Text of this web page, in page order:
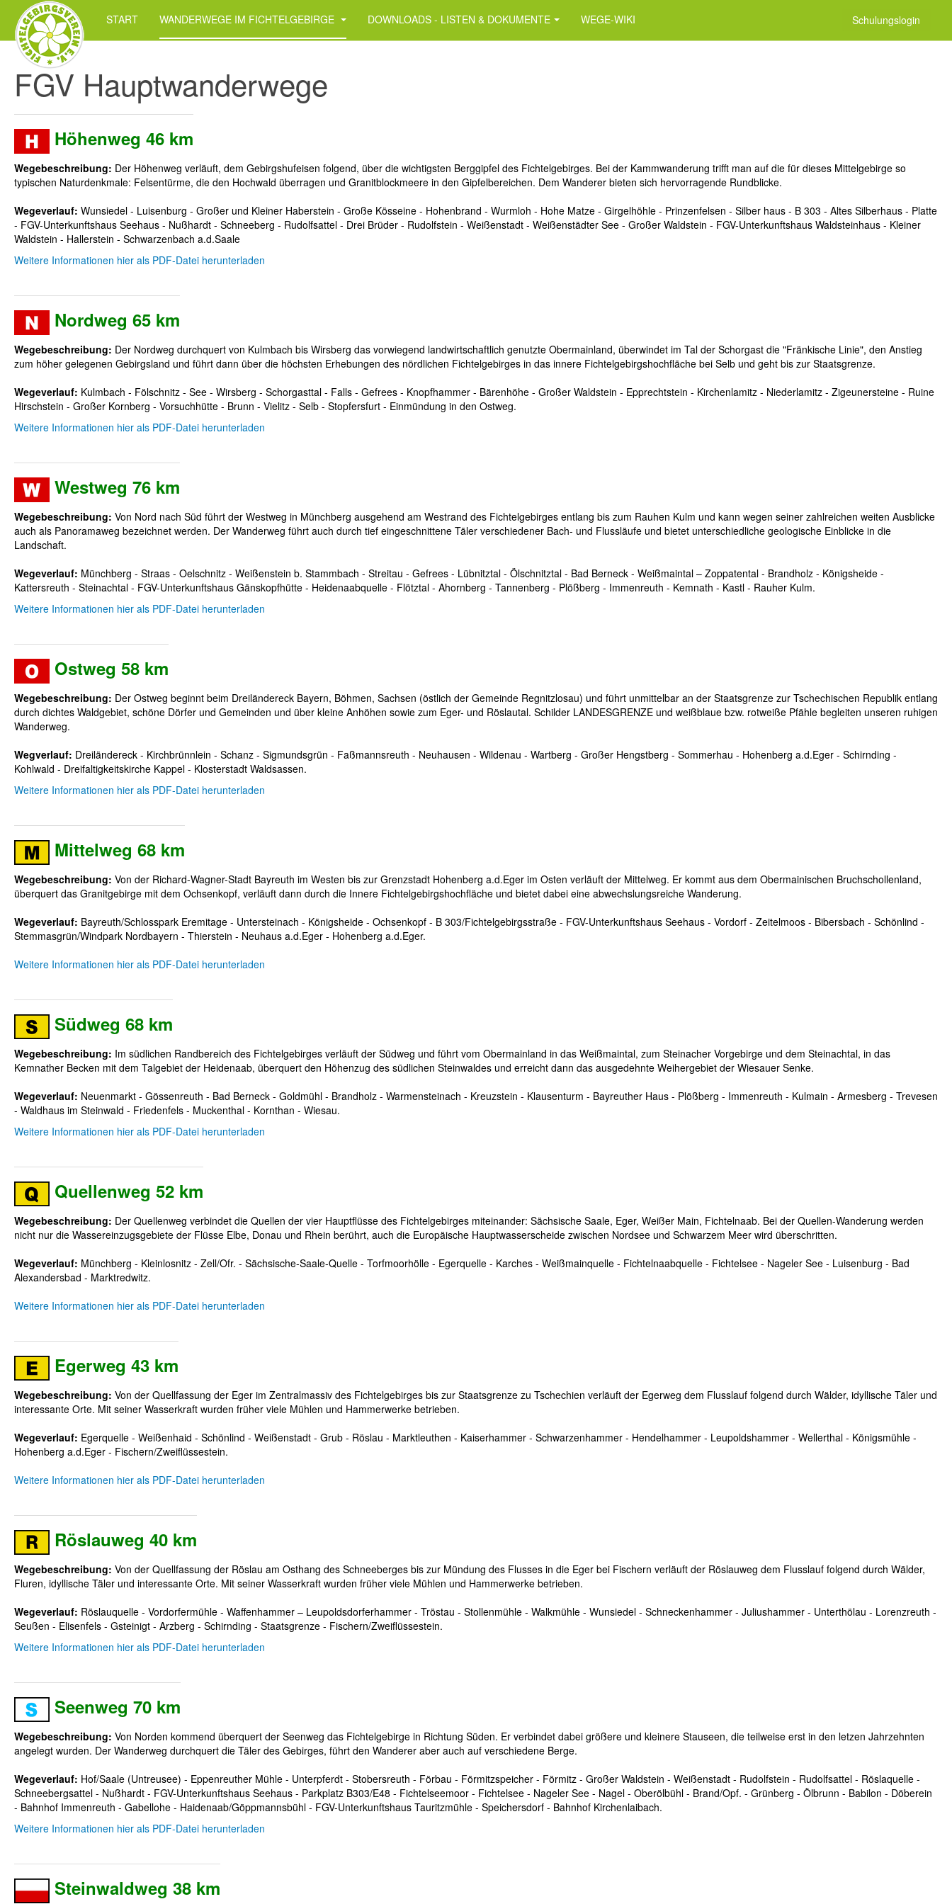
Schulungslogin
START WANDERWEGE IM FICHTELGEBIRGE DOWNLOADS - LISTEN & DOKUMENTE WEGE-WIKI
FGV Hauptwanderwege
Höhenweg 46 km
Wegebeschreibung: Der Höhenweg verläuft, dem Gebirgshufeisen folgend, über die wichtigsten Berggipfel des Fichtelgebirges. Bei der Kammwanderung trifft man auf die für dieses Mittelgebirge so
typischen Naturdenkmale: Felsentürme, die den Hochwald überragen und Granitblockmeere in den Gipfelbereichen. Dem Wanderer bieten sich hervorragende Rundblicke.
Wegeverlauf: Wunsiedel - Luisenburg - Großer und Kleiner Haberstein - Große Kösseine - Hohenbrand - Wurmloh - Hohe Matze - Girgelhöhle - Prinzenfelsen - Silber haus - B 303 - Altes Silberhaus - Platte
- FGV-Unterkunftshaus Seehaus - Nußhardt - Schneeberg - Rudolfsattel - Drei Brüder - Rudolfstein - Weißenstadt - Weißenstädter See - Großer Waldstein - FGV-Unterkunftshaus Waldsteinhaus - Kleiner
Waldstein - Hallerstein - Schwarzenbach a.d.Saale
Weitere Informationen hier als PDF-Datei herunterladen
Nordweg 65 km
Wegebeschreibung: Der Nordweg durchquert von Kulmbach bis Wirsberg das vorwiegend landwirtschaftlich genutzte Obermainland, überwindet im Tal der Schorgast die "Fränkische Linie", den Anstieg
zum höher gelegenen Gebirgsland und führt dann über die höchsten Erhebungen des nördlichen Fichtelgebirges in das innere Fichtelgebirgshochfläche bei Selb und geht bis zur Staatsgrenze.
Wegeverlauf: Kulmbach - Fölschnitz - See - Wirsberg - Schorgasttal - Falls - Gefrees - Knopfhammer - Bärenhöhe - Großer Waldstein - Epprechtstein - Kirchenlamitz - Niederlamitz - Zigeunersteine - Ruine
Hirschstein - Großer Kornberg - Vorsuchhütte - Brunn - Vielitz - Selb - Stopfersfurt - Einmündung in den Ostweg.
Weitere Informationen hier als PDF-Datei herunterladen
Westweg 76 km
Wegebeschreibung: Von Nord nach Süd führt der Westweg in Münchberg ausgehend am Westrand des Fichtelgebirges entlang bis zum Rauhen Kulm und kann wegen seiner zahlreichen weiten Ausblicke
auch als Panoramaweg bezeichnet werden. Der Wanderweg führt auch durch tief eingeschnittene Täler verschiedener Bach- und Flussläufe und bietet unterschiedliche geologische Einblicke in die
Landschaft.
Wegeverlauf: Münchberg - Straas - Oelschnitz - Weißenstein b. Stammbach - Streitau - Gefrees - Lübnitztal - Ölschnitztal - Bad Berneck - Weißmaintal – Zoppatental - Brandholz - Königsheide -
Kattersreuth - Steinachtal - FGV-Unterkunftshaus Gänskopfhütte - Heidenaabquelle - Flötztal - Ahornberg - Tannenberg - Plößberg - Immenreuth - Kemnath - Kastl - Rauher Kulm.
Weitere Informationen hier als PDF-Datei herunterladen
Ostweg 58 km
Wegebeschreibung: Der Ostweg beginnt beim Dreiländereck Bayern, Böhmen, Sachsen (östlich der Gemeinde Regnitzlosau) und führt unmittelbar an der Staatsgrenze zur Tschechischen Republik entlang
durch dichtes Waldgebiet, schöne Dörfer und Gemeinden und über kleine Anhöhen sowie zum Eger- und Röslautal. Schilder LANDESGRENZE und weißblaue bzw. rotweiße Pfähle begleiten unseren ruhigen
Wanderweg.
Wegverlauf: Dreiländereck - Kirchbrünnlein - Schanz - Sigmundsgrün - Faßmannsreuth - Neuhausen - Wildenau - Wartberg - Großer Hengstberg - Sommerhau - Hohenberg a.d.Eger - Schirnding -
Kohlwald - Dreifaltigkeitskirche Kappel - Klosterstadt Waldsassen.
Weitere Informationen hier als PDF-Datei herunterladen
Mittelweg 68 km
Wegebeschreibung: Von der Richard-Wagner-Stadt Bayreuth im Westen bis zur Grenzstadt Hohenberg a.d.Eger im Osten verläuft der Mittelweg. Er kommt aus dem Obermainischen Bruchschollenland,
überquert das Granitgebirge mit dem Ochsenkopf, verläuft dann durch die Innere Fichtelgebirgshochfläche und bietet dabei eine abwechslungsreiche Wanderung.
Wegeverlauf: Bayreuth/Schlosspark Eremitage - Untersteinach - Königsheide - Ochsenkopf - B 303/Fichtelgebirgsstraße - FGV-Unterkunftshaus Seehaus - Vordorf - Zeitelmoos - Bibersbach - Schönlind -
Stemmasgrün/Windpark Nordbayern - Thierstein - Neuhaus a.d.Eger - Hohenberg a.d.Eger.
Weitere Informationen hier als PDF-Datei herunterladen
Südweg 68 km
Wegebeschreibung: Im südlichen Randbereich des Fichtelgebirges verläuft der Südweg und führt vom Obermainland in das Weißmaintal, zum Steinacher Vorgebirge und dem Steinachtal, in das
Kemnather Becken mit dem Talgebiet der Heidenaab, überquert den Höhenzug des südlichen Steinwaldes und erreicht dann das ausgedehnte Weihergebiet der Wiesauer Senke.
Wegeverlauf: Neuenmarkt - Gössenreuth - Bad Berneck - Goldmühl - Brandholz - Warmensteinach - Kreuzstein - Klausenturm - Bayreuther Haus - Plößberg - Immenreuth - Kulmain - Armesberg - Trevesen
- Waldhaus im Steinwald - Friedenfels - Muckenthal - Kornthan - Wiesau.
Weitere Informationen hier als PDF-Datei herunterladen
Quellenweg 52 km
Wegebeschreibung: Der Quellenweg verbindet die Quellen der vier Hauptflüsse des Fichtelgebirges miteinander: Sächsische Saale, Eger, Weißer Main, Fichtelnaab. Bei der Quellen-Wanderung werden
nicht nur die Wassereinzugsgebiete der Flüsse Elbe, Donau und Rhein berührt, auch die Europäische Hauptwasserscheide zwischen Nordsee und Schwarzem Meer wird überschritten.
Wegeverlauf: Münchberg - Kleinlosnitz - Zell/Ofr. - Sächsische-Saale-Quelle - Torfmoorhölle - Egerquelle - Karches - Weißmainquelle - Fichtelnaabquelle - Fichtelsee - Nageler See - Luisenburg - Bad
Alexandersbad - Marktredwitz.
Weitere Informationen hier als PDF-Datei herunterladen
Egerweg 43 km
Wegebeschreibung: Von der Quellfassung der Eger im Zentralmassiv des Fichtelgebirges bis zur Staatsgrenze zu Tschechien verläuft der Egerweg dem Flusslauf folgend durch Wälder, idyllische Täler und
interessante Orte. Mit seiner Wasserkraft wurden früher viele Mühlen und Hammerwerke betrieben.
Wegeverlauf: Egerquelle - Weißenhaid - Schönlind - Weißenstadt - Grub - Röslau - Marktleuthen - Kaiserhammer - Schwarzenhammer - Hendelhammer - Leupoldshammer - Wellerthal - Königsmühle -
Hohenberg a.d.Eger - Fischern/Zweiflüssestein.
Weitere Informationen hier als PDF-Datei herunterladen
Röslauweg 40 km
Wegebeschreibung: Von der Quellfassung der Röslau am Osthang des Schneeberges bis zur Mündung des Flusses in die Eger bei Fischern verläuft der Röslauweg dem Flusslauf folgend durch Wälder,
Fluren, idyllische Täler und interessante Orte. Mit seiner Wasserkraft wurden früher viele Mühlen und Hammerwerke betrieben.
Wegeverlauf: Röslauquelle - Vordorfermühle - Waffenhammer – Leupoldsdorferhammer - Tröstau - Stollenmühle - Walkmühle - Wunsiedel - Schneckenhammer - Juliushammer - Unterthölau - Lorenzreuth -
Seußen - Elisenfels - Gsteinigt - Arzberg - Schirnding - Staatsgrenze - Fischern/Zweiflüssestein.
Weitere Informationen hier als PDF-Datei herunterladen
Seenweg 70 km
Wegebeschreibung: Von Norden kommend überquert der Seenweg das Fichtelgebirge in Richtung Süden. Er verbindet dabei größere und kleinere Stauseen, die teilweise erst in den letzen Jahrzehnten
angelegt wurden. Der Wanderweg durchquert die Täler des Gebirges, führt den Wanderer aber auch auf verschiedene Berge.
Wegeverlauf: Hof/Saale (Untreusee) - Eppenreuther Mühle - Unterpferdt - Stobersreuth - Förbau - Förmitzspeicher - Förmitz - Großer Waldstein - Weißenstadt - Rudolfstein - Rudolfsattel - Röslaquelle -
Schneebergsattel - Nußhardt - FGV-Unterkunftshaus Seehaus - Parkplatz B303/E48 - Fichtelseemoor - Fichtelsee - Nageler See - Nagel - Oberölbühl - Brand/Opf. - Grünberg - Ölbrunn - Babilon - Döberein
- Bahnhof Immenreuth - Gabellohe - Haidenaab/Göppmannsbühl - FGV-Unterkunftshaus Tauritzmühle - Speichersdorf - Bahnhof Kirchenlaibach.
Weitere Informationen hier als PDF-Datei herunterladen
Steinwaldweg 38 km